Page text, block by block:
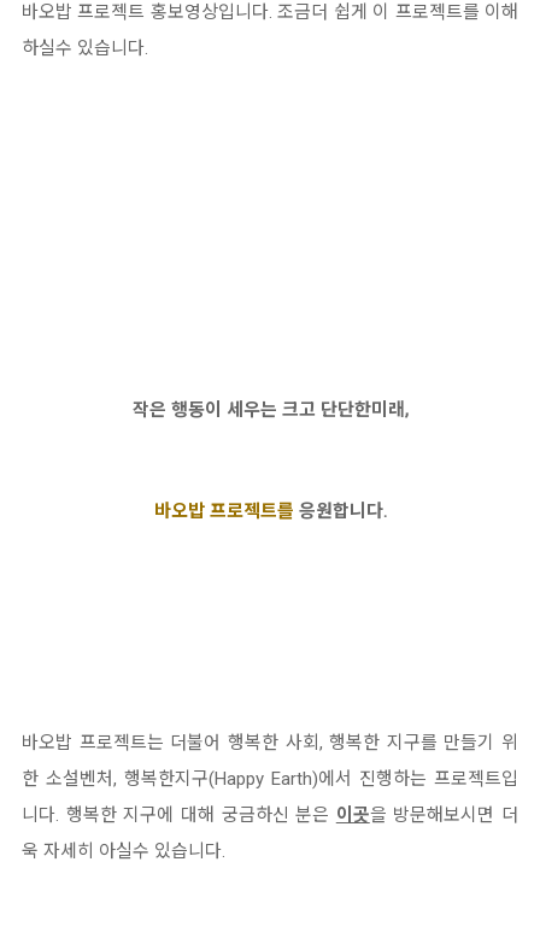
바오밥 프로젝트 홍보영상입니다. 조금더 쉽게 이 프로젝트를 이해
하실수 있습니다.
작은 행동이 세우는 크고 단단한미래,
바오밥 프로젝트를 응원합니다.
바오밥 프로젝트는 더불어 행복한 사회, 행복한 지구를 만들기 위
한 소설벤처, 행복한지구(Happy Earth)에서 진행하는 프로젝트입
니다. 행복한 지구에 대해 궁금하신 분은 이곳을 방문해보시면 더
욱 자세히 아실수 있습니다.